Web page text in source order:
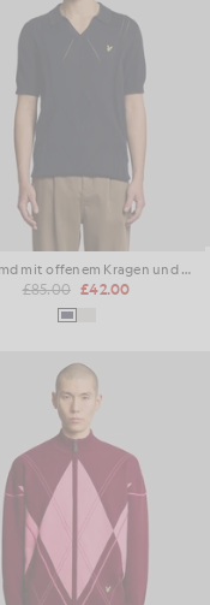
Polohemd mit offenem Kragen und Argyle-Muster
£85.00 £42.00